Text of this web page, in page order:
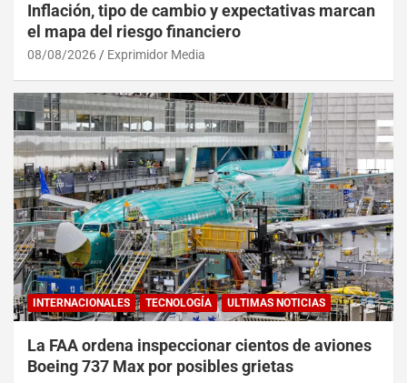
Inflación, tipo de cambio y expectativas marcan
el mapa del riesgo financiero
08/08/2026 Exprimidor Media
INTERNACIONALES TECNOLOGÍA ULTIMAS NOTICIAS
La FAA ordena inspeccionar cientos de aviones
Boeing 737 Max por posibles grietas